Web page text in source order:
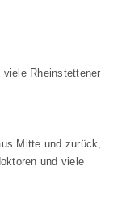
Rheinstettener
Mitte und zurück,
und viele